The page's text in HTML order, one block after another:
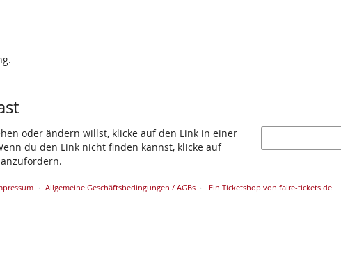
oder ändern willst, klicke auf den Link in einer
du den Link nicht finden kannst, klicke auf
Allgemeine Geschäftsbedingungen / AGBs Ein Ticketshop von faire-tickets.de